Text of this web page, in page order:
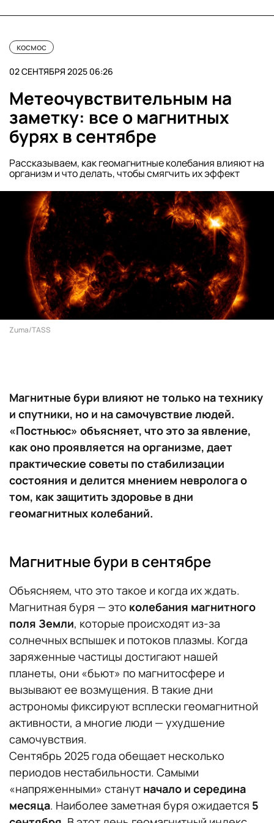
Белова.
космос
02 СЕНТЯБРЯ 2025 06:26
Метеочувствительным на
заметку: все о магнитных
бурях в сентябре
Рассказываем, как геомагнитные колебания влияют на
организм и что делать, чтобы смягчить их эффект
Zuma/TASS
Магнитные бури влияют не только на технику
и спутники, но и на самочувствие людей.
«Постньюс» объясняет, что это за явление,
как оно проявляется на организме, дает
практические советы по стабилизации
состояния и делится мнением невролога о
том, как защитить здоровье в дни
геомагнитных колебаний.
Магнитные бури в сентябре
Объясняем, что это такое и когда их ждать.
Магнитная буря — это колебания магнитного
поля Земли, которые происходят из-за
солнечных вспышек и потоков плазмы. Когда
заряженные частицы достигают нашей
планеты, они «бьют» по магнитосфере и
вызывают ее возмущения. В такие дни
астрономы фиксируют всплески геомагнитной
активности, а многие люди — ухудшение
самочувствия.
Сентябрь 2025 года обещает несколько
периодов нестабильности. Самыми
«напряженными» станут начало и середина
месяца. Наиболее заметная буря ожидается 5